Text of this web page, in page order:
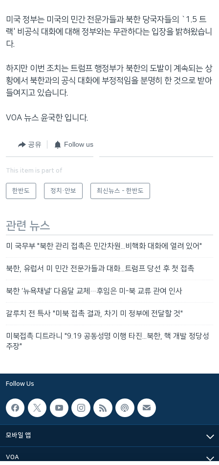
미국 정부는 미국의 민간 전문가들과 북한 당국자들의 `1.5 트
랙' 비공식 대화에 대해 정부와는 무관하다는 입장을 밝혀왔습니
다.
하지만 이번 조치는 트럼프 행정부가 북한의 도발이 계속되는 상
황에서 북한과의 공식 대화에 부정적임을 분명히 한 것으로 받아
들여지고 있습니다.
VOA 뉴스 윤국한 입니다.
공유 Follow us
This item is part of
한반도 정치·안보 최신뉴스 - 한반도
관련 뉴스
미 국무부 "북한 관리 접촉은 민간차원...비핵화 대화에 열려 있어"
북한, 유럽서 미 민간 전문가들과 대화...트럼프 당선 후 첫 접촉
북한 ‘뉴욕채널’ 다음달 교체…후임은 미-북 교류 관여 인사
갈루치 전 특사 "미북 접촉 결과, 차기 미 정부에 전달할 것"
미북접촉 디트라니 "9.19 공동성명 이행 타진...북한, 핵 개발 정당성
주장"
Follow Us
모바일 앱
VOA